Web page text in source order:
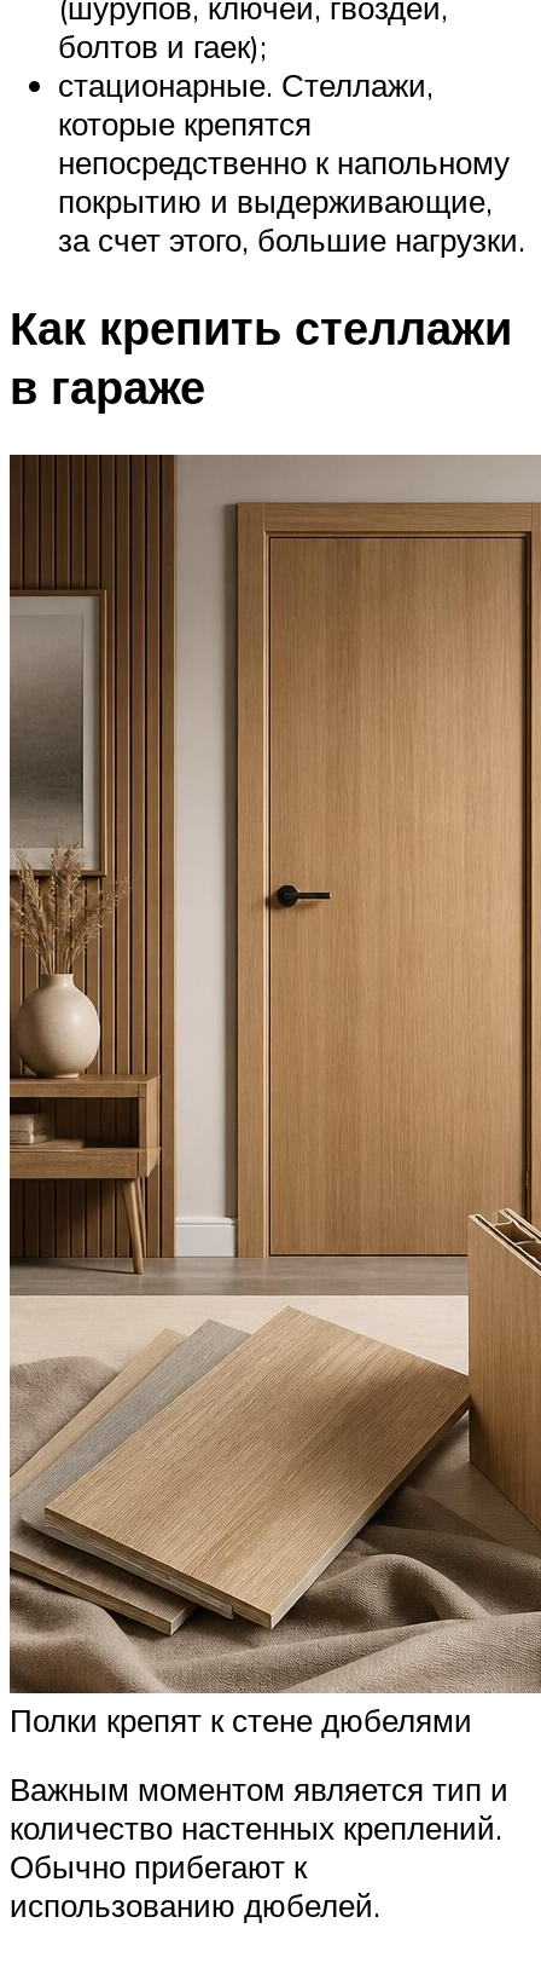
болтов и гаек);
стационарные. Стеллажи,
которые крепятся
непосредственно к напольному
покрытию и выдерживающие,
за счет этого, большие нагрузки.
Как крепить стеллажи
в гараже
Полки крепят к стене дюбелями
Важным моментом является тип и
количество настенных креплений.
Обычно прибегают к
использованию дюбелей.